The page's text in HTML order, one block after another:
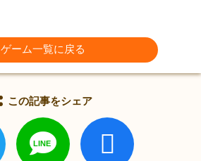
ゲーム一覧に戻る
この記事をシェア